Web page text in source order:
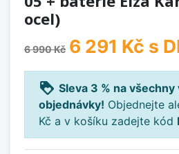
ocel)
6 990 Kč 6 291 Kč s
loyalty Sleva 3 % na všechny
objednávky! Objednejte
Kč a v košíku zadejte kód